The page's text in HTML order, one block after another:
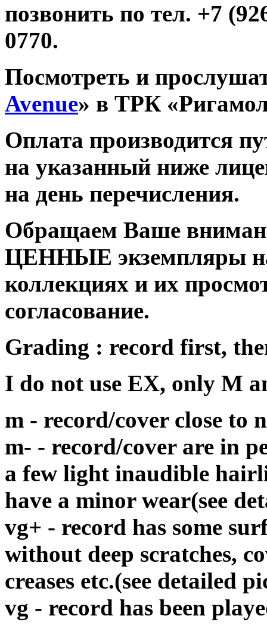
позвонить по тел. +7
0770.
Посмотреть и
Avenue» в ТРК
Оплата производится
на указанный ниже
на день перечисления.
Обращаем Ваше
ЦЕННЫЕ экземпляры
коллекциях и их
согласование.
Grading : record first,
I do not use EX, only M
m - record/cover close
m- - record/cover are in
a few light inaudible
have a minor wear(see
vg+ - record has some
without deep scratches,
creases etc.(see detailed
vg - record has been